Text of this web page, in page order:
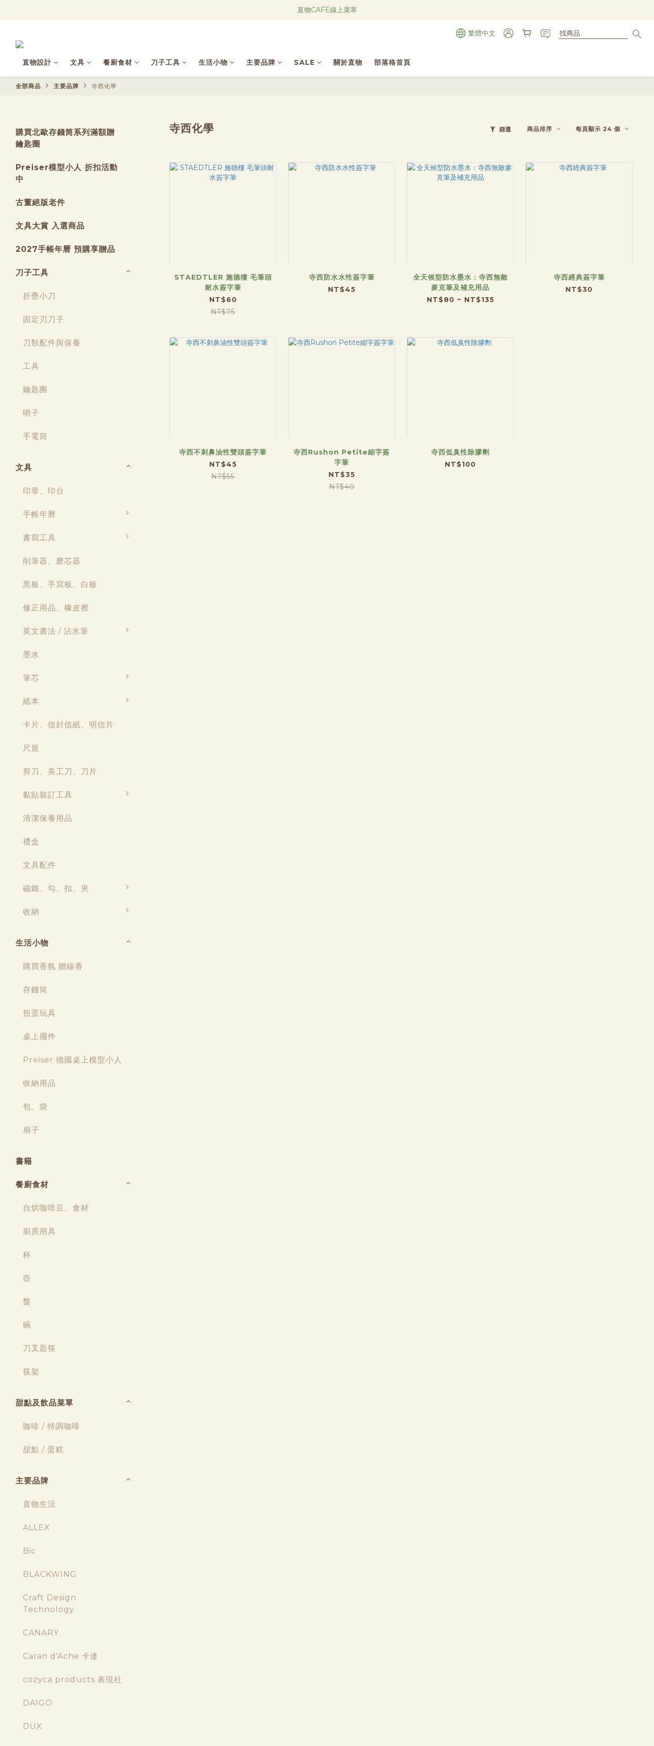
Research Notes 新品發售中！
直物CAFE線上菜單
繁體中文
直物設計 文具 餐廚食材 刀子工具 生活小物 主要品牌 SALE 關於直物 部落格首頁
全部商品 主要品牌 寺西化學
購買北歐存錢筒系列滿額贈
鑰匙圈
Preiser模型小人 折扣活動
中
古董絕版老件
文具大賞 入選商品
2027手帳年曆 預購享贈品
刀子工具
折疊小刀
固定刃刀子
刀類配件與保養
工具
鑰匙圈
哨子
手電筒
文具
印章、印台
手帳年曆
書寫工具
削筆器、磨芯器
黑板、手寫板、白板
修正用品、橡皮擦
英文書法 / 沾水筆
墨水
筆芯
紙本
卡片、信封信紙、明信片
尺規
剪刀、美工刀、刀片
黏貼裝訂工具
清潔保養用品
禮盒
文具配件
磁鐵、勾、扣、夾
收納
生活小物
購買香氛 贈線香
存錢筒
扭蛋玩具
桌上擺件
Preiser 德國桌上模型小人
收納用品
包、袋
扇子
書籍
餐廚食材
自烘咖啡豆、食材
廚房用具
杯
壺
盤
碗
刀叉匙筷
筷架
甜點及飲品菜單
咖啡 / 特調咖啡
甜點 / 蛋糕
主要品牌
直物生活
ALLEX
Bic
BLACKWING
Craft Design
Technology
CANARY
Caran d'Ache 卡達
cozyca products 表現社
DAIGO
DUX
寺西化學 篩選 商品排序 每頁顯示 24 個
STAEDTLER 施德樓 毛筆頭
耐水簽字筆
NT$60
NT$75
寺西防水水性簽字筆
NT$45
全天候型防水墨水：寺西無敵
麥克筆及補充用品
NT$80 ~ NT$135
寺西經典簽字筆
NT$30
寺西不刺鼻油性雙頭簽字筆
NT$45
NT$55
寺西Rushon Petite細字簽
字筆
NT$35
NT$40
寺西低臭性除膠劑
NT$100